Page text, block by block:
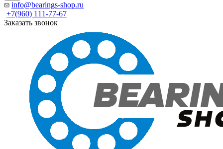
info@bearings-shop.ru
+7(960) 111-77-67
Заказать звонок